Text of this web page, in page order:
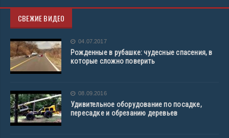
СВЕЖИЕ ВИДЕО
04.07.2017
Рожденные в рубашке: чудесные спасения, в
которые сложно поверить
08.09.2016
Удивительное оборудование по посадке,
пересадке и обрезанию деревьев